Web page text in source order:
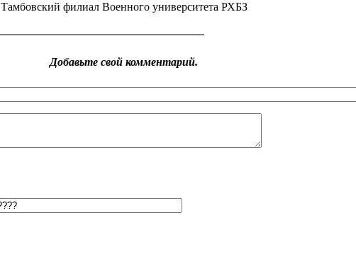
Тамбовский филиал Военного университета РХБЗ
Добавьте свой комментарий.